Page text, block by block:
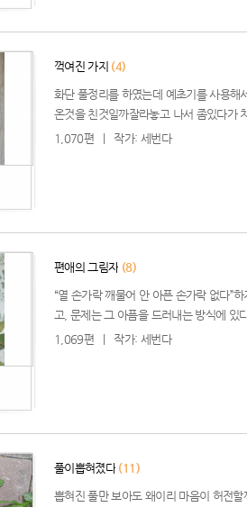
꺽여진 가지 (4)
화단 풀정리를 하였는데 예초기를 사용해
온것을 친것일까잘라놓고 나서 좀있다가
1,070편
작가: 세번다
편애의 그림자 (8)
“열 손가락 깨물어 안 아픈 손가락 없다”
고, 문제는 그 아픔을 드러내는 방식에 있
1,069편
작가: 세번다
풀이뽑혀졌다 (11)
뽑혀진 풀만 보아도 왜이리 마음이 허전